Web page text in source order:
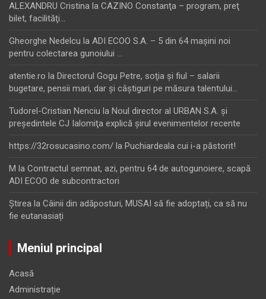
ALEXANDRU Cristina la CAZINO Constanţa – program, preţ
bilet, facilităţi…
Gheorghe Nedelcu la ADI ECOO S.A. – 5 din 64 maşini noi
pentru colectarea gunoiului …
atentie.ro la Directorul Gogu Petre, soţia şi fiul – salarii
bugetare, pensii mari, dar şi câştiguri pe măsura talentului…
Tudorel-Cristian Nenciu la Noul director al URBAN S.A. şi
preşedintele CJ Ialomiţa explică şirul evenimentelor recente
https://32rosucasino.com/ la Puchiardeala cui i-a păstorit!
M la Contractul semnat, azi, pentru 64 de autogunoiere, scapă
ADI ECOO de subcontractori
Ştirea la Câinii din adăposturi, MUSAI să fie adoptați, ca să nu
fie eutanasiați
Meniul principal
Acasă
Administrație